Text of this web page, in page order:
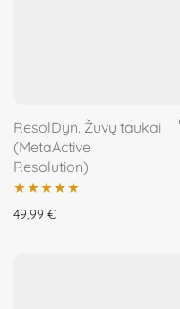
ResolDyn. Žuvų taukai
(MetaActive
Resolution)
Įvertinimas:
49,99 €